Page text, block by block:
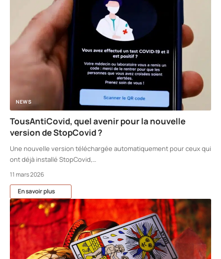
NEWS
TousAntiCovid, quel avenir pour la nouvelle
version de StopCovid ?
Une nouvelle version téléchargée automatiquement pour ceux qui
ont déjà installé StopCovid,…
11 mars 2026
En savoir plus